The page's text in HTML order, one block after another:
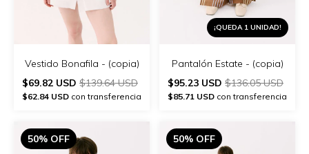
Vestido Bonafila - (copia)
$69.82 USD $139.64 USD
$62.84 USD con transferencia
¡QUEDA 1 UNIDAD!
Pantalón Estate - (copia)
$95.23 USD $136.05 USD
$85.71 USD con transferencia
50% OFF 50% OFF